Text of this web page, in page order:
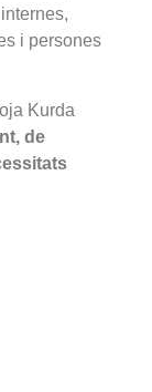
i persones
Kurda
de